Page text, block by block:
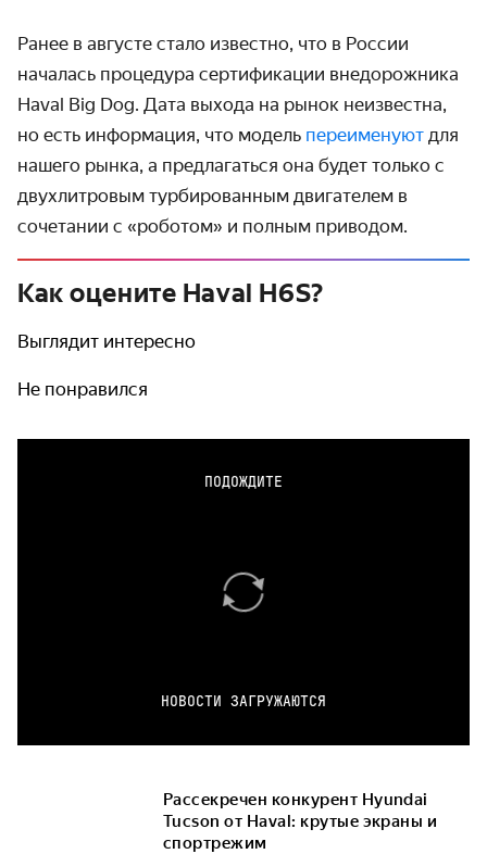
Ранее в августе стало известно, что в России
началась процедура сертификации внедорожника
Haval Big Dog. Дата выхода на рынок неизвестна,
но есть информация, что модель пере­именуют для
нашего рынка, а предлагаться она будет только с
двухлитровым турбиро­ванным двигателем в
сочетании с «роботом» и полным приводом.
Как оцените Haval H6S?
Выглядит интересно
Не понравился
ПОДОЖДИТЕ
НОВОСТИ ЗАГРУЖАЮТСЯ
Рассекречен конкурент Hyundai
Tucson от Haval: крутые экраны и
спортрежим